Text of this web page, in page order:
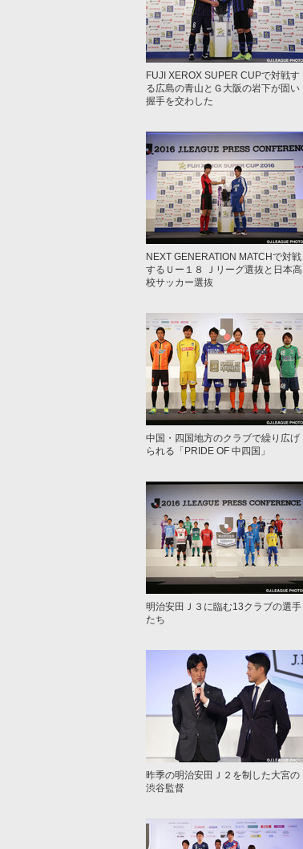
FUJI XEROX SUPER CUPで対戦す
る広島の青山とＧ大阪の岩下が固い
握手を交わした
NEXT GENERATION MATCHで対戦
するＵー１８ Ｊリーグ選抜と日本高
校サッカー選抜
中国・四国地方のクラブで繰り広げ
られる「PRIDE OF 中四国」
明治安田Ｊ３に臨む13クラブの選手
たち
昨季の明治安田Ｊ２を制した大宮の
渋谷監督